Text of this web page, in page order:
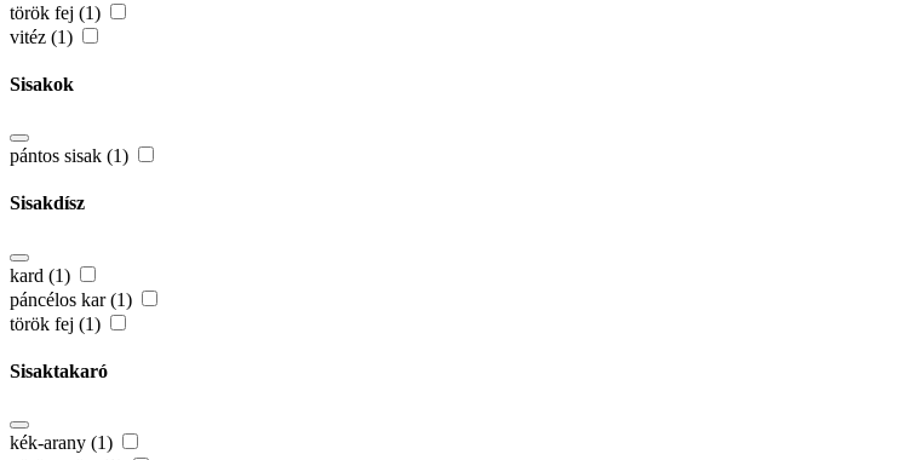
török fej (1)
vitéz (1)
Sisakok
pántos sisak (1)
Sisakdísz
kard (1)
páncélos kar (1)
török fej (1)
Sisaktakaró
kék-arany (1)